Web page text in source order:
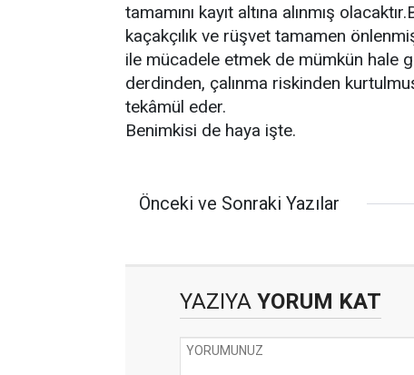
tamamını kayıt altına alınmış
kaçakçılık ve rüşvet tamamen
ile mücadele etmek de mümkün hale
derdinden, çalınma riskinden
tekâmül eder.
Benimkisi de haya işte.
Önceki ve Sonraki Yazılar
YAZIYA YORUM KAT